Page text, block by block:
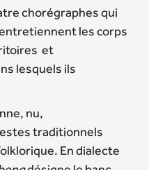
chorégraphes qui
les corps
et
lesquels ils
nu,
traditionnels
En dialecte